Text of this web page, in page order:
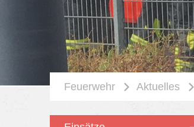
Feuerwehr Aktuelles